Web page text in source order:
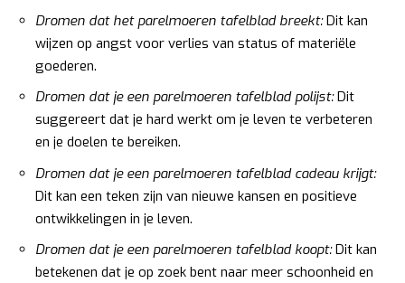
Dromen dat het parelmoeren tafelblad breekt:Dit kan
wijzen op angst voor verlies van status of materiële
goederen.
Dromen dat je een parelmoeren tafelblad polijst:Dit
suggereert dat je hard werkt om je leven te verbeteren
en je doelen te bereiken.
Dromen dat je een parelmoeren tafelblad cadeau krijgt:
Dit kan een teken zijn van nieuwe kansen en positieve
ontwikkelingen in je leven.
Dromen dat je een parelmoeren tafelblad koopt:Dit kan
betekenen dat je op zoek bent naar meer schoonheid en